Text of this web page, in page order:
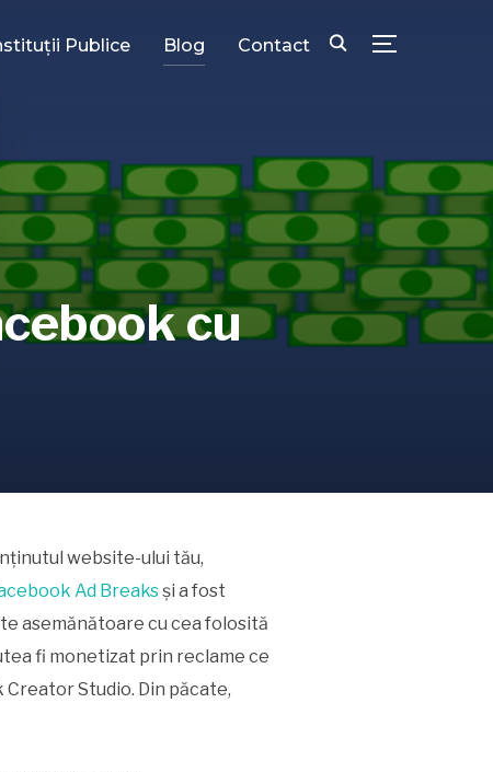
Publice Blog Contact
cu
website-ului tău,
Ad Breaksși a fost
asemănătoare cu cea folosită
fi monetizat prin reclame ce
Studio. Din păcate,